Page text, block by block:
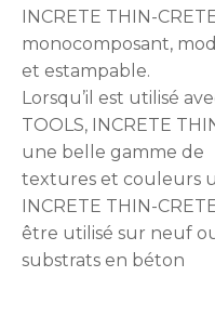
INCRETE THIN-
monocomposant,
et estampable.
Lorsqu’il est utilisé
TOOLS, INCRETE
une belle gamme de
textures et couleurs
INCRETE THIN-
être utilisé sur neuf
substrats en béton